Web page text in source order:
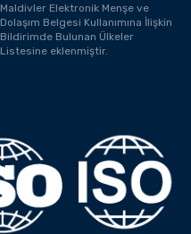
Maldivler Elektronik Menşe ve
Dolaşım Belgesi Kullanımına İlişkin
Bildirimde Bulunan Ülkeler
Listesine eklenmiştir.